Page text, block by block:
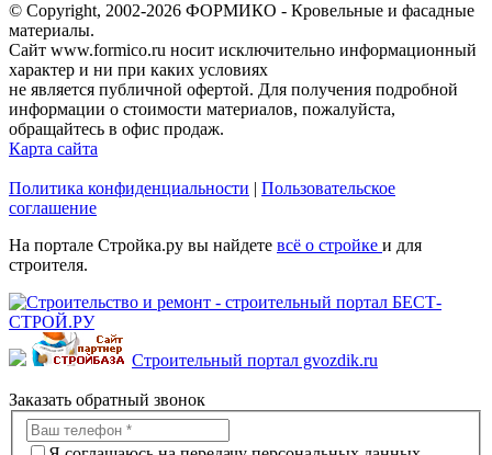
© Copyright, 2002-2026 ФОРМИКО - Кровельные и фасадные
материалы.
Сайт www.formico.ru носит исключительно информационный
характер и ни при каких условиях
не является публичной офертой. Для получения подробной
информации о стоимости материалов, пожалуйста,
обращайтесь в офис продаж.
Карта сайта
Политика конфиденциальности | Пользовательское
соглашение
На портале Стройка.ру вы найдете всё о стройке и для
строителя.
Строительный портал gvozdik.ru
Заказать обратный звонок